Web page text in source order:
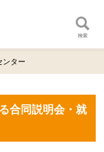
検索
ンター
合同説明会・就